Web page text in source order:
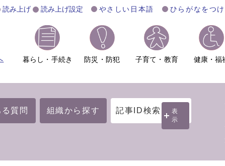
読み上げ 読み上げ設定 やさしい日本語 ひらがなをつけ
暮らし・手続き 防災・防犯 子育て・教育 健康・福
質問 組織から探す 記事ID検索
表
示